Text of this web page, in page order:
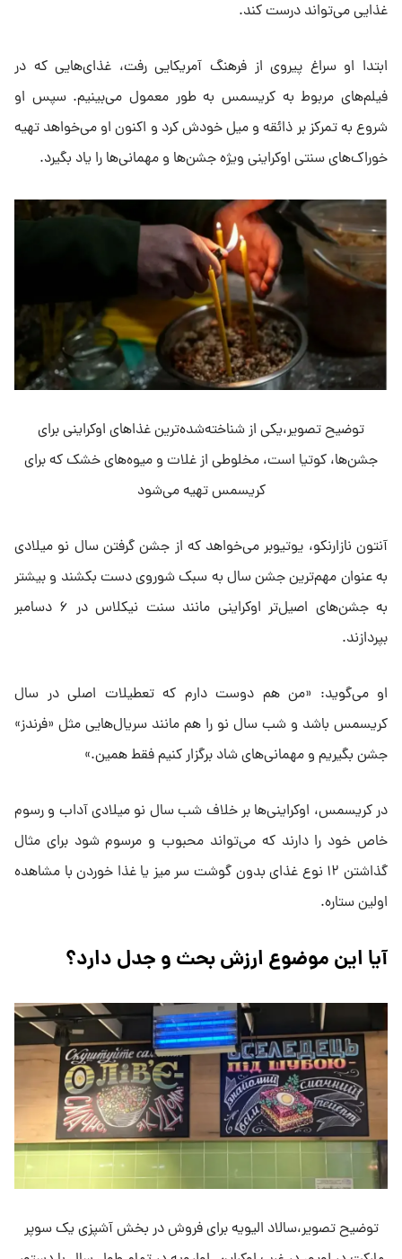
غذایی می‌تواند درست کند.
ابتدا او سراغ پیروی از فرهنگ آمریکایی رفت، غذای‌هایی که در
فیلم‌های مربوط به کریسمس به طور معمول می‌بینیم. سپس او
شروع به تمرکز بر ذائقه و میل خودش کرد و اکنون او می‌خواهد تهیه
خوراک‌های سنتی اوکراینی ویژه جشن‌ها و مهمانی‌ها را یاد بگیرد.
توضیح تصویر،یکی از شناخته‌شده‌ترین غذاهای اوکراینی برای
جشن‌ها، کوتیا است، مخلوطی از غلات و میوه‌های خشک که برای
کریسمس تهیه می‌شود
آنتون نازارنکو، یوتیوبر می‌خواهد که از جشن گرفتن سال نو میلادی
به عنوان مهم‌ترین جشن سال به سبک شوروی دست بکشند و بیشتر
به جشن‌های اصیل‌تر اوکراینی مانند سنت نیکلاس در ۶ دسامبر
بپردازند.
او می‌گوید: «من هم دوست دارم که تعطیلات اصلی در سال
کریسمس باشد و شب سال نو را هم مانند سریال‌هایی مثل «فرندز»
جشن بگیریم و مهمانی‌های شاد برگزار کنیم فقط همین.»
در کریسمس، اوکراینی‌ها بر خلاف شب سال نو میلادی آداب و رسوم
خاص خود را دارند که می‌تواند محبوب و مرسوم شود برای مثال
گذاشتن ۱۲ نوع غذای بدون گوشت سر میز یا غذا خوردن با مشاهده
اولین ستاره.
آیا این موضوع ارزش بحث و جدل دارد؟
توضیح تصویر،سالاد الیویه برای فروش در بخش آشپزی یک سوپر